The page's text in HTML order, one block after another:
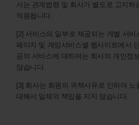
서는 관계법령 및 회사가 별도로 고지하
적용됩니다.
[2] 서비스의 일부로 제공되는 개별 서비
페이지 및 게임서비스별 웹사이트에서
공의 서비스에 대하여는 회사의 개인정
않습니다.
[3] 회사는 회원의 귀책사유로 인하여 노
대해서 일체의 책임을 지지 않습니다.